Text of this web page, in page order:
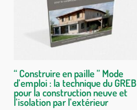
“ Construire en paille ” Mode
d’emploi : la technique du GREB
pour la construction neuve et
l’isolation par l’extérieur